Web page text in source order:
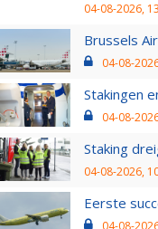
04-08-2026,
Brussels
04-08-
Stakingen
04-08-
Staking
04-08-2026,
Eerste